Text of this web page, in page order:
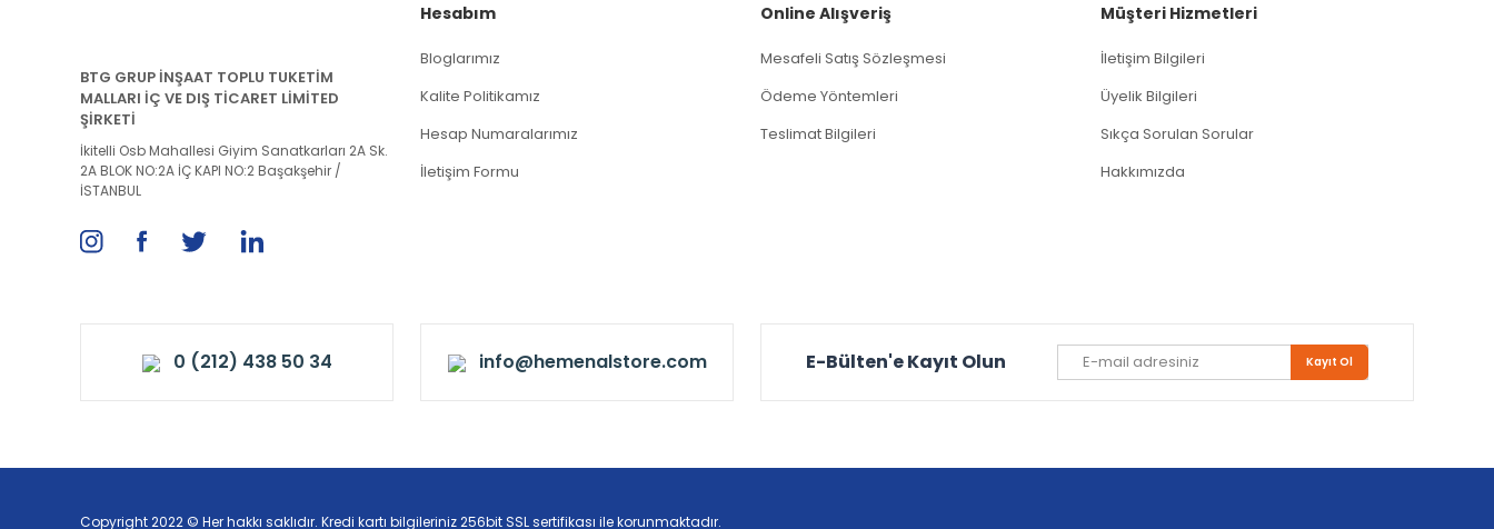
BTG GRUP İNŞAAT TOPLU TUKETİM
MALLARI İÇ VE DIŞ TİCARET LİMİTED
ŞİRKETİ
İkitelli Osb Mahallesi Giyim Sanatkarları 2A Sk.
2A BLOK NO:2A İÇ KAPI NO:2 Başakşehir /
İSTANBUL
Hesabım
Bloglarımız
Kalite Politikamız
Hesap Numaralarımız
İletişim Formu
Online Alışveriş
Mesafeli Satış Sözleşmesi
Ödeme Yöntemleri
Teslimat Bilgileri
Müşteri Hizmetleri
İletişim Bilgileri
Üyelik Bilgileri
Sıkça Sorulan Sorular
Hakkımızda
0 (212) 438 50 34 info@hemenalstore.com E-Bülten'e Kayıt Olun Kayıt Ol
Copyright 2022 © Her hakkı saklıdır. Kredi kartı bilgileriniz 256bit SSL sertifikası ile korunmaktadır.